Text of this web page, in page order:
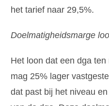
het tarief naar 29,5%.
Doelmatigheidsmarge
Het loon dat een dga
mag 25% lager
dat past bij het niveau